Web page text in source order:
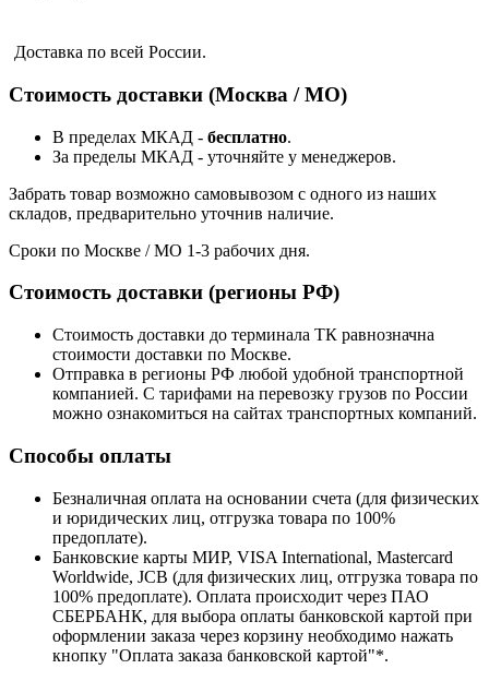
Доставка по всей России.
Стоимость доставки (Москва / МО)
В пределах МКАД - бесплатно.
За пределы МКАД - уточняйте у менеджеров.
Забрать товар возможно самовывозом с одного из наших
складов, предварительно уточнив наличие.
Сроки по Москве / МО 1-3 рабочих дня.
Стоимость доставки (регионы РФ)
Стоимость доставки до терминала ТК равнозначна
стоимости доставки по Москве.
Отправка в регионы РФ любой удобной транспортной
компанией. С тарифами на перевозку грузов по России
можно ознакомиться на сайтах транспортных компаний.
Способы оплаты
Безналичная оплата на основании счета (для физических
и юридических лиц, отгрузка товара по 100%
предоплате).
Банковские карты МИР, VISA International, Mastercard
Worldwide, JCB (для физических лиц, отгрузка товара по
100% предоплате). Оплата происходит через ПАО
СБЕРБАНК, для выбора оплаты банковской картой при
оформлении заказа через корзину необходимо нажать
кнопку "Оплата заказа банковской картой"*.